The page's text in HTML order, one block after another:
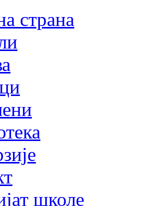
страна
школе